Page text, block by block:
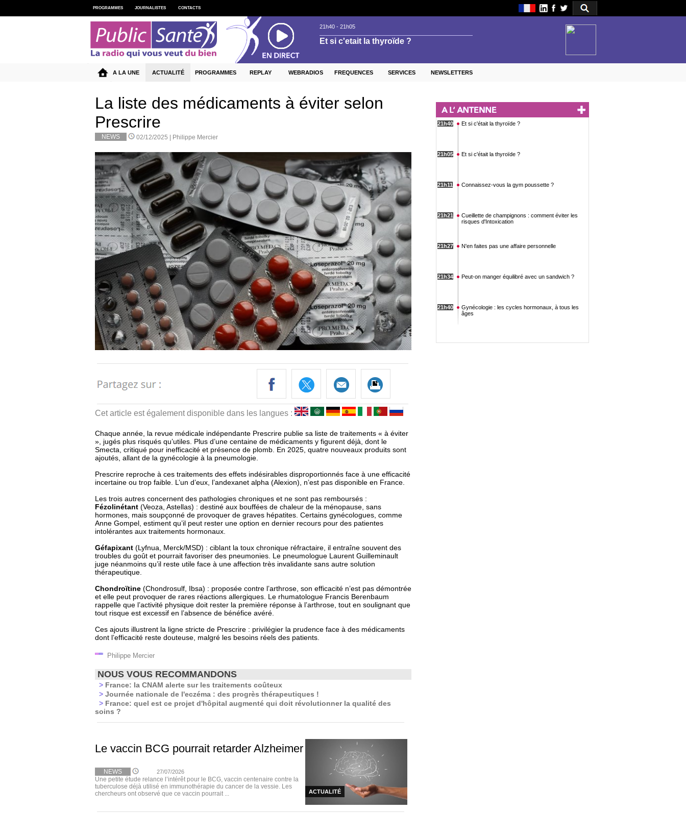
La liste des médicaments à éviter selon
Prescrire
NEWS 02/12/2025 | Philippe Mercier
Cet article est également disponible dans les langues :
Chaque année, la revue médicale indépendante Prescrire publie sa liste de traitements « à éviter
», jugés plus risqués qu’utiles. Plus d’une centaine de médicaments y figurent déjà, dont le
Smecta, critiqué pour inefficacité et présence de plomb. En 2025, quatre nouveaux produits sont
ajoutés, allant de la gynécologie à la pneumologie.
Prescrire reproche à ces traitements des effets indésirables disproportionnés face à une efficacité
incertaine ou trop faible. L’un d’eux, l’andexanet alpha (Alexion), n’est pas disponible en France.
Les trois autres concernent des pathologies chroniques et ne sont pas remboursés :
Fézolinétant (Veoza, Astellas) : destiné aux bouffées de chaleur de la ménopause, sans
hormones, mais soupçonné de provoquer de graves hépatites. Certains gynécologues, comme
Anne Gompel, estiment qu’il peut rester une option en dernier recours pour des patientes
intolérantes aux traitements hormonaux.
Géfapixant (Lyfnua, Merck/MSD) : ciblant la toux chronique réfractaire, il entraîne souvent des
troubles du goût et pourrait favoriser des pneumonies. Le pneumologue Laurent Guilleminault
juge néanmoins qu’il reste utile face à une affection très invalidante sans autre solution
thérapeutique.
Chondroïtine (Chondrosulf, Ibsa) : proposée contre l’arthrose, son efficacité n’est pas démontrée
et elle peut provoquer de rares réactions allergiques. Le rhumatologue Francis Berenbaum
rappelle que l’activité physique doit rester la première réponse à l’arthrose, tout en soulignant que
tout risque est excessif en l’absence de bénéfice avéré.
Ces ajouts illustrent la ligne stricte de Prescrire : privilégier la prudence face à des médicaments
dont l’efficacité reste douteuse, malgré les besoins réels des patients.
Philippe Mercier
NOUS VOUS RECOMMANDONS
> France: la CNAM alerte sur les traitements coûteux
> Journée nationale de l'eczéma : des progrès thérapeutiques !
> France: quel est ce projet d'hôpital augmenté qui doit révolutionner la qualité des
soins ?
Le vaccin BCG pourrait retarder Alzheimer
ACTUALITÉ
NEWS 27/07/2026
Une petite étude relance l’intérêt pour le BCG, vaccin centenaire contre la
tuberculose déjà utilisé en immunothérapie du cancer de la vessie. Les
chercheurs ont observé que ce vaccin pourrait ...
PROGRAMMES JOURNALISTES CONTACTS
A LA UNE ACTUALITÉ PROGRAMMES REPLAY WEBRADIOS FREQUENCES SERVICES NEWSLETTERS